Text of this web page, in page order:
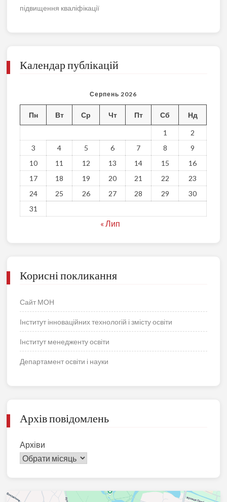
підвищення кваліфікації
Календар публікацій
Серпень 2026
Пн Вт Ср Чт Пт Сб Нд
1
2
3
4 5 6 7 8
9
10
11 12 13 14 15
16
17
18 19 20 21 22
23
24
25 26 27 28 29
30
31
« Лип
Корисні покликання
Сайт МОН
Інститут інноваційних технологій і змісту освіти
Інститут менедженту освіти
Департамент освіти і науки
Архів повідомлень
Архіви